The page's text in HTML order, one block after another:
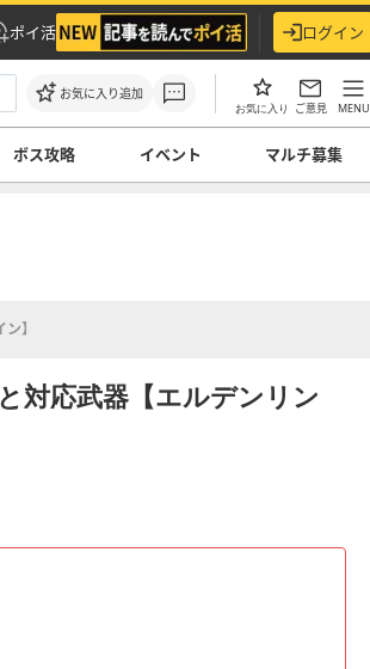
ポイ活 ログイン
お気に入り追加
お気に入り ご意見 MENU
ボス攻略 イベント マルチ募集
】
対応武器【エルデンリン